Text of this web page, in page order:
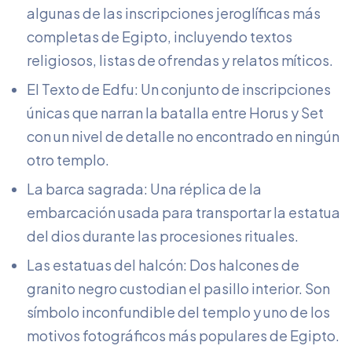
algunas de las inscripciones jeroglíficas más
completas de Egipto, incluyendo textos
religiosos, listas de ofrendas y relatos míticos.
El Texto de Edfu: Un conjunto de inscripciones
únicas que narran la batalla entre Horus y Set
con un nivel de detalle no encontrado en ningún
otro templo.
La barca sagrada: Una réplica de la
embarcación usada para transportar la estatua
del dios durante las procesiones rituales.
Las estatuas del halcón: Dos halcones de
granito negro custodian el pasillo interior. Son
símbolo inconfundible del templo y uno de los
motivos fotográficos más populares de Egipto.